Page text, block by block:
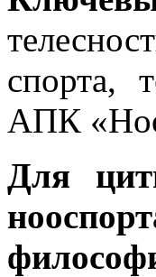
спорта,
АПК
Для